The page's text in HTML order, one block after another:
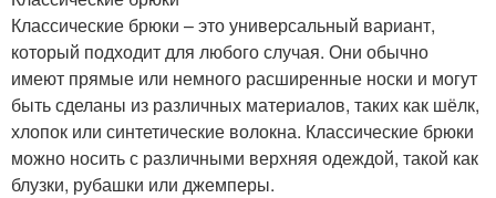
Классические брюки – это универсальный вариант,
который подходит для любого случая. Они обычно
имеют прямые или немного расширенные носки и могут
быть сделаны из различных материалов, таких как шёлк,
хлопок или синтетические волокна. Классические брюки
можно носить с различными верхняя одеждой, такой как
блузки, рубашки или джемперы.